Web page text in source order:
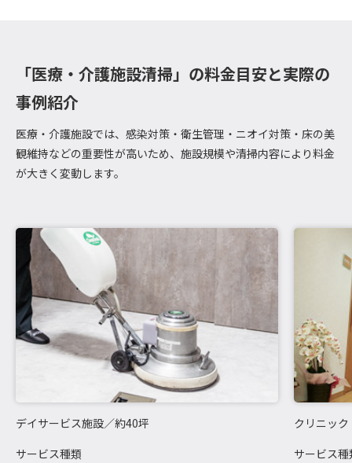
「医療・介護施設清掃」の料金目安と実際の
事例紹介
医療・介護施設では、感染対策・衛生管理・ニオイ対策・床の美
観維持などの重要性が高いため、施設規模や清掃内容により料金
が大きく変動します。
デイサービス施設／約40坪
サービス種類
クリニッ
サービス種